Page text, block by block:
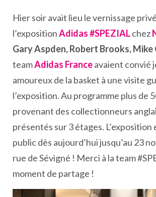
Hier soir avait lieu le vernissage
l’expositionAdidas #SPEZIALchez
Gary Aspden, Robert Brooks,
teamAdidas Franceavaient convié
amoureux de la basket à une visite
l’exposition. Au programme plus de
provenant des collectionneurs
présentés sur 3 étages.
public dès aujourd’hui jusqu’au 23
rue de Sévigné ! Merci à la team
moment de partage !